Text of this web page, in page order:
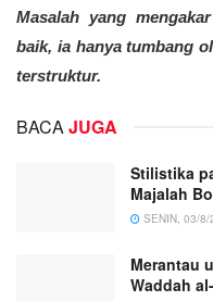
Masalah yang
baik, ia hanya tumbang
terstruktur.
BACAJUGA
Stilistika
Majalah
SENIN, 03/
Merantau
Waddah